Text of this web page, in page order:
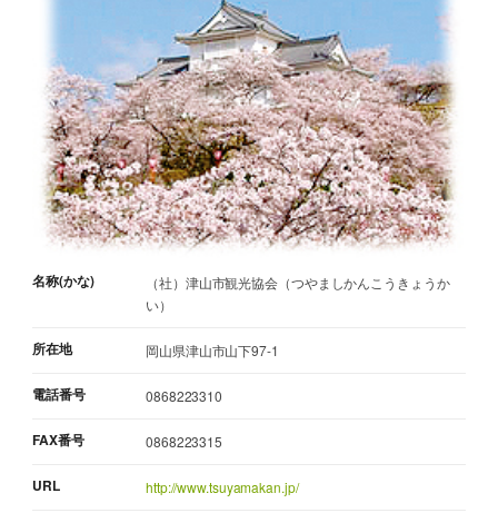
名称(かな)
（社）津山市観光協会（つやましかんこうきょうか
い）
所在地 岡山県津山市山下97-1
電話番号 0868223310
FAX番号 0868223315
URL http://www.tsuyamakan.jp/